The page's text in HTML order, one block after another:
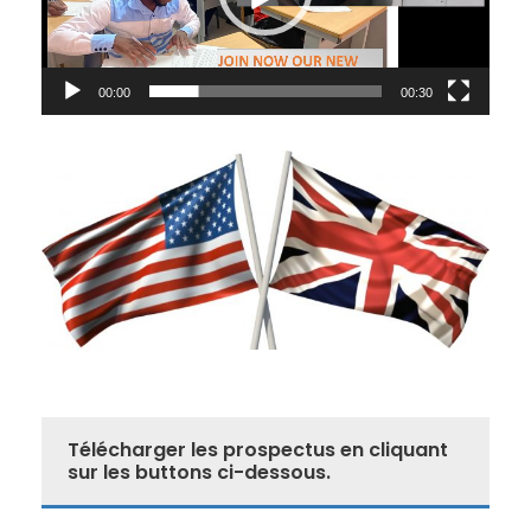
P
l
00:00 00:30
Télécharger les prospectus en cliquant
sur les buttons ci-dessous.